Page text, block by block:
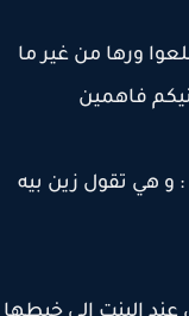
ورها من غير ما
فاهمين
تقول زين بيه